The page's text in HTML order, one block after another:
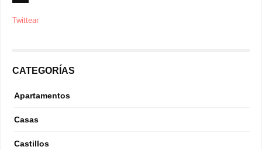
Twittear
CATEGORÍAS
Apartamentos
Casas
Castillos